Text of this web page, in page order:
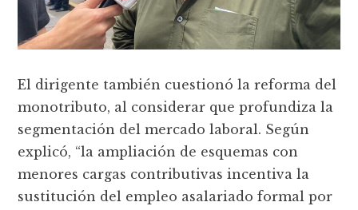
El dirigente también cuestionó la reforma del
monotributo, al considerar que profundiza la
segmentación del mercado laboral. Según
explicó, “la ampliación de esquemas con
menores cargas contributivas incentiva la
sustitución del empleo asalariado formal por